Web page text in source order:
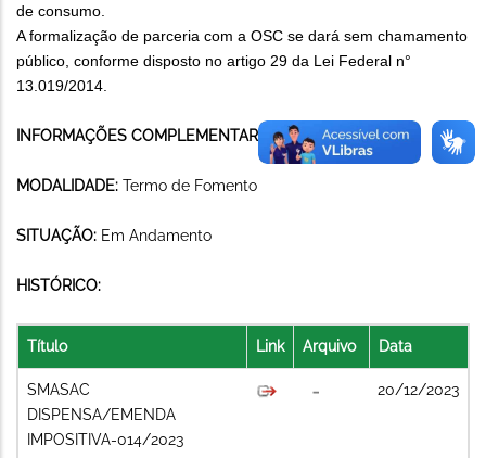
de consumo.
A formalização de parceria com a OSC se dará sem chamamento
público, conforme disposto no artigo 29 da Lei Federal n°
13.019/2014.
INFORMAÇÕES COMPLEMENTARES:
MODALIDADE: Termo de Fomento
SITUAÇÃO: Em Andamento
HISTÓRICO:
Título Link Arquivo Data
SMASAC
DISPENSA/EMENDA
IMPOSITIVA-014/2023
20/12/2023